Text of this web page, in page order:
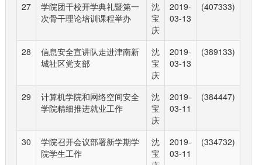
27
学院团干校开学典礼暨第一
次骨干理论培训课程举办
沈
宝
庆
2019-
03-13
(407333)
28
信息安全宣讲队走进津南新
城社区党支部
沈
宝
庆
2019-
03-13
(389133)
29
计算机学院和网络空间安全
学院精细推进就业工作
沈
宝
庆
2019-
03-11
(384447)
30
学院召开会议部署新学期学
院学生工作
沈
宝
2019-
03-11
(334732)